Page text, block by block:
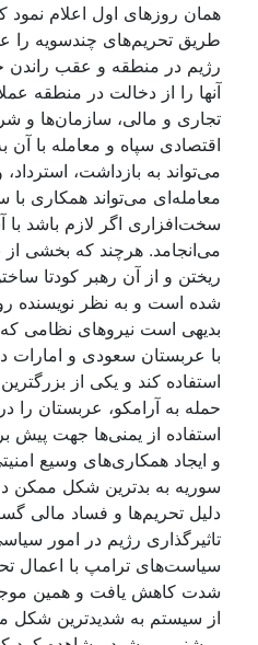
طریق تحریم‌های چندسویه را
رژیم در منطقه و عقب راندن
آنها را از دخالت در منطقه
تجاری و مالی، سازمان‌ها و
اقتصادی سپاه و معامله با
می‌تواند به بازداشت،
معامله‌ای می‌تواند همکاری
سخت‌افزاری اگر لازم باشد
می‌انجامد. هرچند که بخشی
شده است و به نظر نویسنده
بدیهی است نیروهای نظامی
با عربستان سعودی و
حمله به آرامکو، عربستان
استفاده از یمنی‌ها جهت
و ایجاد همکاری‌های وسیع
سوریه به بدترین شکل ممکن
دلیل تحریم‌ها و فساد مالی
تاثیرگذاری رژیم در امور
سیاست‌های ترامپ با اعمال
شدت کاهش یافت و همین موجب
از سیستم به شدیدترین شکل